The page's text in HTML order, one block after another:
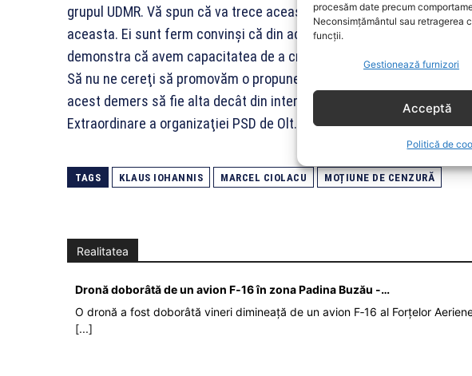
procesăm date precum
Neconsimțământul sau retragerea
funcții.
Gestionează furnizori
Acceptă
Politică de
grupul UDMR. Vă spun că va trece această moţiune de cenzură. Nu
aceasta. Ei sunt ferm convinşi că din acest moment vom intra în
demonstra că avem capacitatea de a crea o nouă majoritate
Să nu ne cereţi să promovăm o propunere de prim-ministru. Vom
acest demers să fie alta decât din interioriul PSD”, a afirmat Marcel
Extraordinare a organizaţiei PSD de Olt.
TAGS KLAUS IOHANNIS MARCEL CIOLACU MOȚIUNE DE CENZURĂ
Realitatea
Dronă doborâtă de un avion F‑16 în zona Padina Buzău -…
O dronă a fost doborâtă vineri dimineață de un avion F‑16 al Forțelor
[...]